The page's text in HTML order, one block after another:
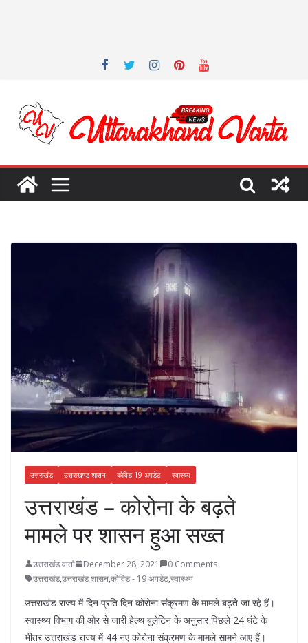
उत्तराखंड उत्तराखण्ड शासन कोविड 19 अपडेट स्वास्थ्य
उत्तराखंड – कोरोना के बढ़ते
मामले पर शासन हुआ सख्त
उत्तराखंड वार्ता December 28, 2021
0 Comments
उत्तराखंड,उत्तराखंड शासन,कोविड - 19 अपडेट,स्वास्थ्य
उत्तराखंड राज्य में दिन प्रति दिन कोरोना संक्रमण के मामले बढ़ते जा रहे हैं।
स्वास्थ्य विभाग की ओर से जारी हेल्थ बुलेटिन के अनुसार पिछले 24 घंटे के
भीतर उत्तराखंड राज्य में 44 नए कोरोना संक्रमण के मामले सामने आए हैं।